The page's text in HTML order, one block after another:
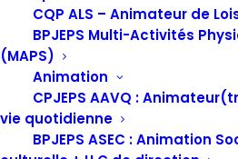
CQP ALS – Animateur de
BPJEPS Multi-Activités
(MAPS)
Animation
CPJEPS AAVQ :
vie quotidienne
BPJEPS ASEC : Animation